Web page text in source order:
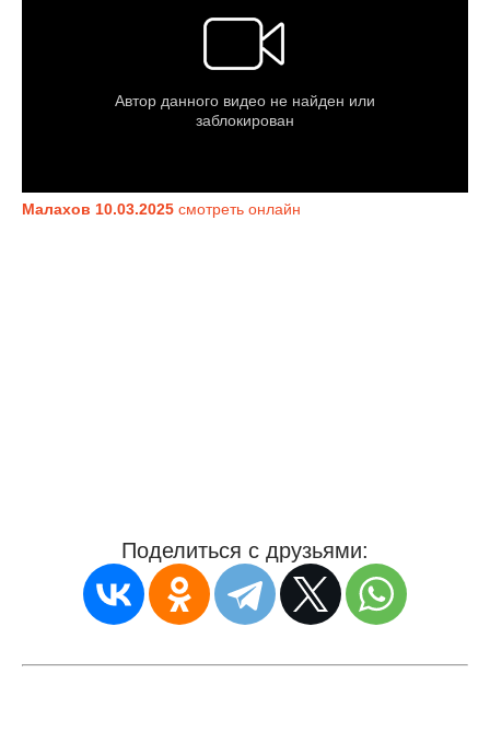
Малахов 10.03.2025 смотреть онлайн
Поделиться с друзьями: